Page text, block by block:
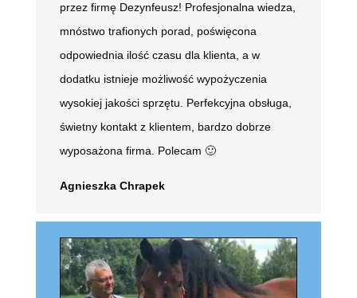
przez firmę Dezynfeusz! Profesjonalna wiedza,
mnóstwo trafionych porad, poświęcona
odpowiednia ilość czasu dla klienta, a w
dodatku istnieje możliwość wypożyczenia
wysokiej jakości sprzętu. Perfekcyjna obsługa,
świetny kontakt z klientem, bardzo dobrze
wyposażona firma. Polecam 🙂
Agnieszka Chrapek